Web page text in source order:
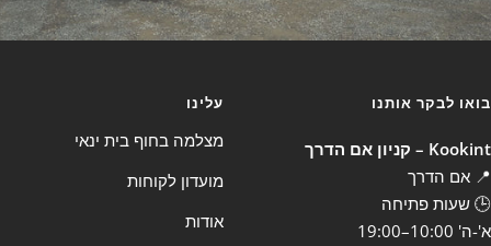
בואו לבקר אותנו
Kookint – קניון אם הדרך
📍 אם הדרך
🕒 שעות פתיחה
א'-ה' 10:00–19:00
עלינו
מצלמה בחוף בית ינאי
מועדון לקוחות
אודות